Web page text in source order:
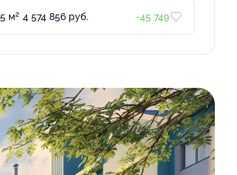
м2 4 574 856 руб. -45 749